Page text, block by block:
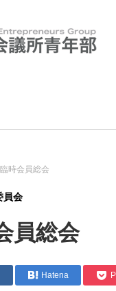
時会員総会
員会
員総会
Hatena